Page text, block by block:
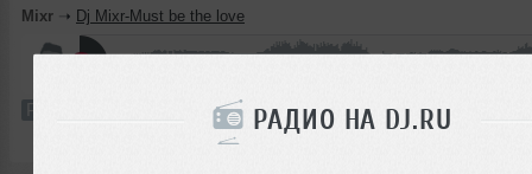
РАДИО НА DJ.RU
Mixr ➝ Dj Mixr-Must be the love
Ремикс В плейлист